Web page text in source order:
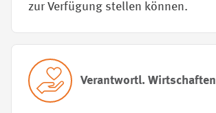
zur Verfügung stellen können.
Verant­wortl. Wirtschaften